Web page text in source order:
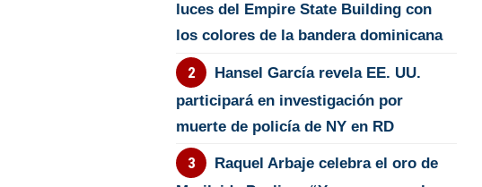
luces del Empire State Building con
los colores de la bandera dominicana
Hansel García revela EE. UU.
participará en investigación por
muerte de policía de NY en RD
Raquel Arbaje celebra el oro de